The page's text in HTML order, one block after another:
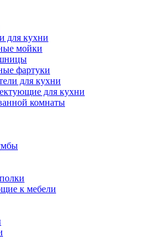
для кухни
мойки
фартуки
для кухни
для кухни
комнаты
к мебели